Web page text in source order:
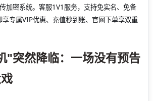
加密系统。客服1V1服务，支持免实名、免备
专属VIP优惠、充值秒到账、官网下单享双重
"突然降临：一场没有预告